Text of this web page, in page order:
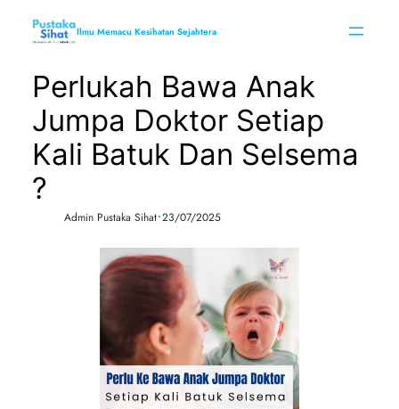
Ilmu Memacu Kesihatan Sejahtera
Perlukah Bawa Anak
Jumpa Doktor Setiap
Kali Batuk Dan Selsema
?
Admin Pustaka Sihat•23/07/2025